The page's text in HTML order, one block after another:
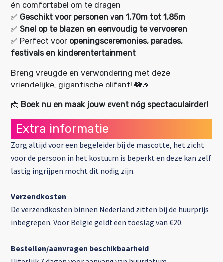
én comfortabel om te dragen
✅ Geschikt voor personen van 1,70m tot 1,85m
✅Snel op te blazen en eenvoudig te vervoeren
✅ Perfect voor openingsceremonies, parades,
festivals en kinderentertainment
Breng vreugde en verwondering met deze
vriendelijke, gigantische olifant! 🐘🎉
📩 Boek nu en maak jouw event nóg spectaculairder!
Extra informatie
Zorg altijd voor een begeleider bij de mascotte, het zicht
voor de persoon in het kostuum is beperkt en deze kan zelf
lastig ingrijpen mocht dit nodig zijn.
Verzendkosten
De verzendkosten binnen Nederland zitten bij de huurprijs
inbegrepen. Voor België geldt een toeslag van €20.
Bestellen/aanvragen beschikbaarheid